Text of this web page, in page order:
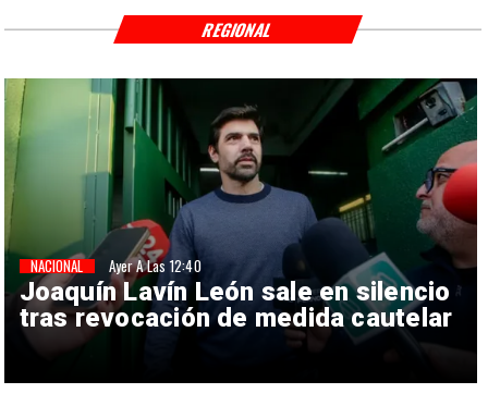
Joaquín Lavín León sale en silencio
tras revocación de medida cautelar
NACIONAL Ayer A Las 12:40
REGIONAL